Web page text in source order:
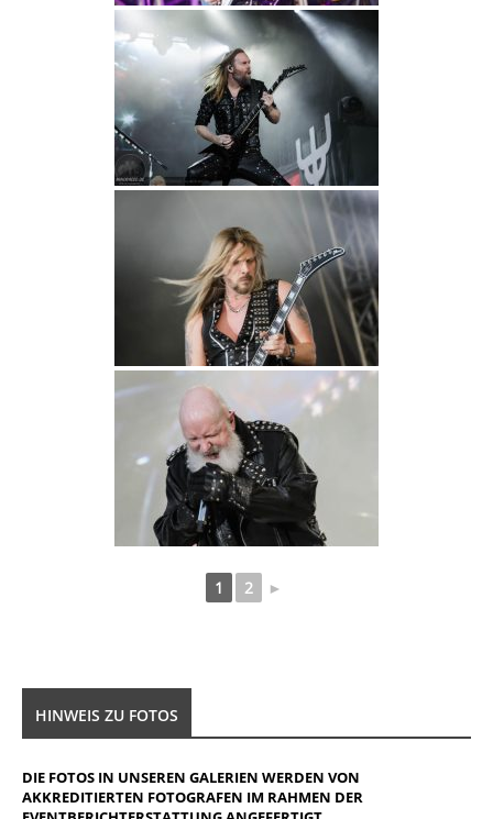
1 2 ►
HINWEIS ZU FOTOS
DIE FOTOS IN UNSEREN GALERIEN WERDEN VON
AKKREDITIERTEN FOTOGRAFEN IM RAHMEN DER